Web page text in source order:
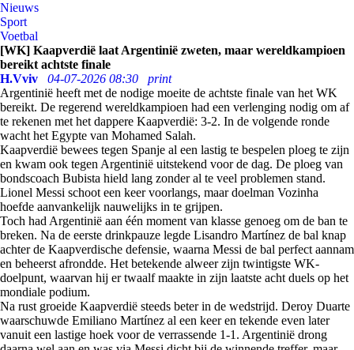
Nieuws
Sport
Voetbal
[WK] Kaapverdië laat Argentinië zweten, maar wereldkampioen
bereikt achtste finale
H.Vviv
04-07-2026 08:30
print
Argentinië heeft met de nodige moeite de achtste finale van het WK
bereikt. De regerend wereldkampioen had een verlenging nodig om af
te rekenen met het dappere Kaapverdië: 3-2. In de volgende ronde
wacht het Egypte van Mohamed Salah.
Kaapverdië bewees tegen Spanje al een lastig te bespelen ploeg te zijn
en kwam ook tegen Argentinië uitstekend voor de dag. De ploeg van
bondscoach Bubista hield lang zonder al te veel problemen stand.
Lionel Messi schoot een keer voorlangs, maar doelman Vozinha
hoefde aanvankelijk nauwelijks in te grijpen.
Toch had Argentinië aan één moment van klasse genoeg om de ban te
breken. Na de eerste drinkpauze legde Lisandro Martínez de bal knap
achter de Kaapverdische defensie, waarna Messi de bal perfect aannam
en beheerst afrondde. Het betekende alweer zijn twintigste WK-
doelpunt, waarvan hij er twaalf maakte in zijn laatste acht duels op het
mondiale podium.
Na rust groeide Kaapverdië steeds beter in de wedstrijd. Deroy Duarte
waarschuwde Emiliano Martínez al een keer en tekende even later
vanuit een lastige hoek voor de verrassende 1-1. Argentinië drong